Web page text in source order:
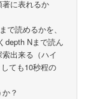
に表れるか
読めるかを、
depth Nまで読ん
出来る（ハイ
ても10秒程の
？